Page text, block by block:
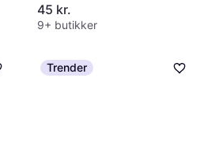
45 kr.
9+ butikker
Trender